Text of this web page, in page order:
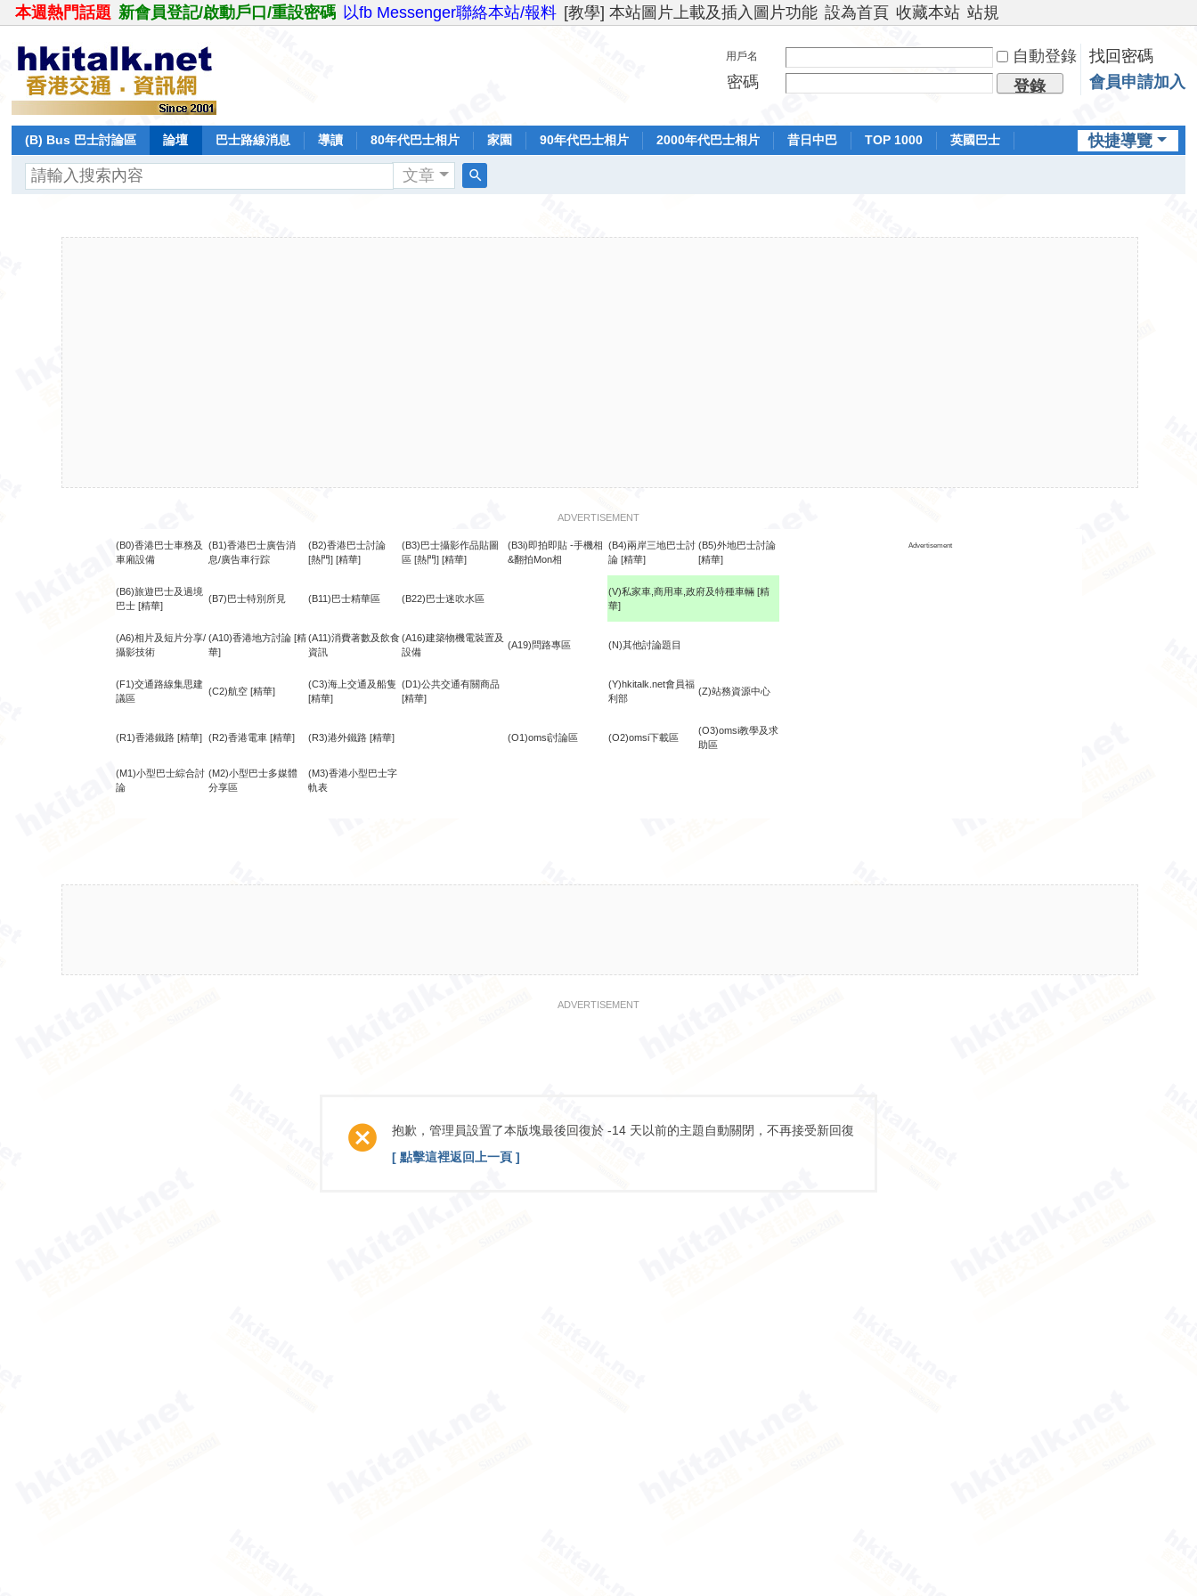
本週熱門話題 新會員登記/啟動戶口/重設密碼 以fb Messenger聯絡本站/報料 [教學] 本站圖片上載及插入圖片功能 設為首頁 收藏本站 站規
用戶名 自動登錄
找回密碼
密碼
登錄 會員申請加入
快捷導覽
(B) Bus 巴士討論區 論壇 巴士路線消息 導讀 80年代巴士相片 家園 90年代巴士相片 2000年代巴士相片 昔日中巴 TOP 1000
英國巴士
文章
ADVERTISEMENT
(B0)香港巴士車務及
車廂設備
(B1)香港巴士廣告消
息/廣告車行踪
(B2)香港巴士討論
[熱門] [精華]
(B3)巴士攝影作品貼圖
區 [熱門] [精華]
(B3i)即拍即貼 -手機相
&翻拍Mon相
(B4)兩岸三地巴士討
論 [精華]
(B5)外地巴士討論
[精華]
Advertisement
(B6)旅遊巴士及過境
巴士 [精華]
(B7)巴士特別所見 (B11)巴士精華區 (B22)巴士迷吹水區
(V)私家車,商用車,政府及特種車輛 [精
華]
(A6)相片及短片分享/
攝影技術
(A10)香港地方討論 [精
華]
(A11)消費著數及飲食
資訊
(A16)建築物機電裝置及
設備
(A19)問路專區 (N)其他討論題目
(F1)交通路線集思建
議區
(C2)航空 [精華]
(C3)海上交通及船隻
[精華]
(D1)公共交通有關商品
[精華]
(Y)hkitalk.net會員福
利部
(Z)站務資源中心
(R1)香港鐵路 [精華] (R2)香港電車 [精華] (R3)港外鐵路 [精華] (O1)omsi討論區 (O2)omsi下載區
(O3)omsi教學及求
助區
(M1)小型巴士綜合討
論
(M2)小型巴士多媒體
分享區
(M3)香港小型巴士字
軌表
ADVERTISEMENT
抱歉，管理員設置了本版塊最後回復於 -14 天以前的主題自動關閉，不再接受新回復
[ 點擊這裡返回上一頁 ]